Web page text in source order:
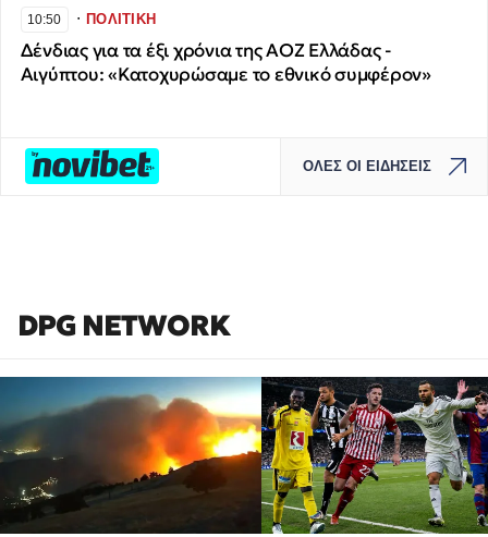
10:50 ∙ΠΟΛΙΤΙΚΗ
Δένδιας για τα έξι χρόνια της ΑΟΖ Ελλάδας -
Αιγύπτου: «Κατοχυρώσαμε το εθνικό συμφέρον»
ΟΛΕΣ ΟΙ ΕΙΔΗΣΕΙΣ
DPG NETWORK